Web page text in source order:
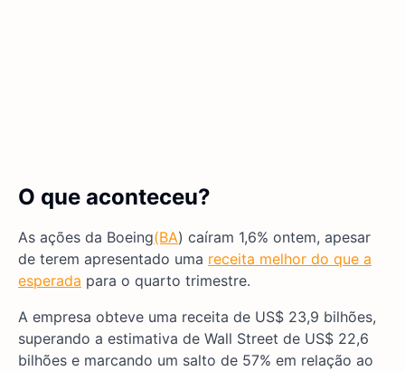
O que aconteceu?
As ações da Boeing(BA) caíram 1,6% ontem, apesar
de terem apresentado uma receita melhor do que a
esperada para o quarto trimestre.
A empresa obteve uma receita de US$ 23,9 bilhões,
superando a estimativa de Wall Street de US$ 22,6
bilhões e marcando um salto de 57% em relação ao